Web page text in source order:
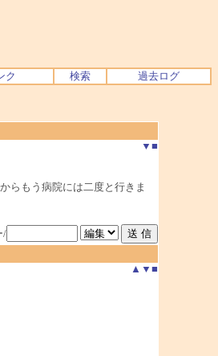
ク 検索 過去ログ
▼ ■
らもう病院には二度と行きま
/
▲ ▼ ■